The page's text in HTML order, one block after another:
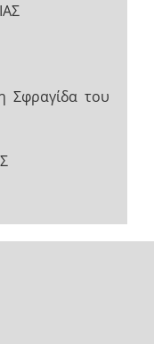
Σφραγίδα του